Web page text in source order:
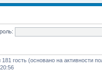
гость (основано на активности